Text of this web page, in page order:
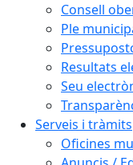
Consell
Ple
Resultats
Seu
Serveis i tràmits
Oficines